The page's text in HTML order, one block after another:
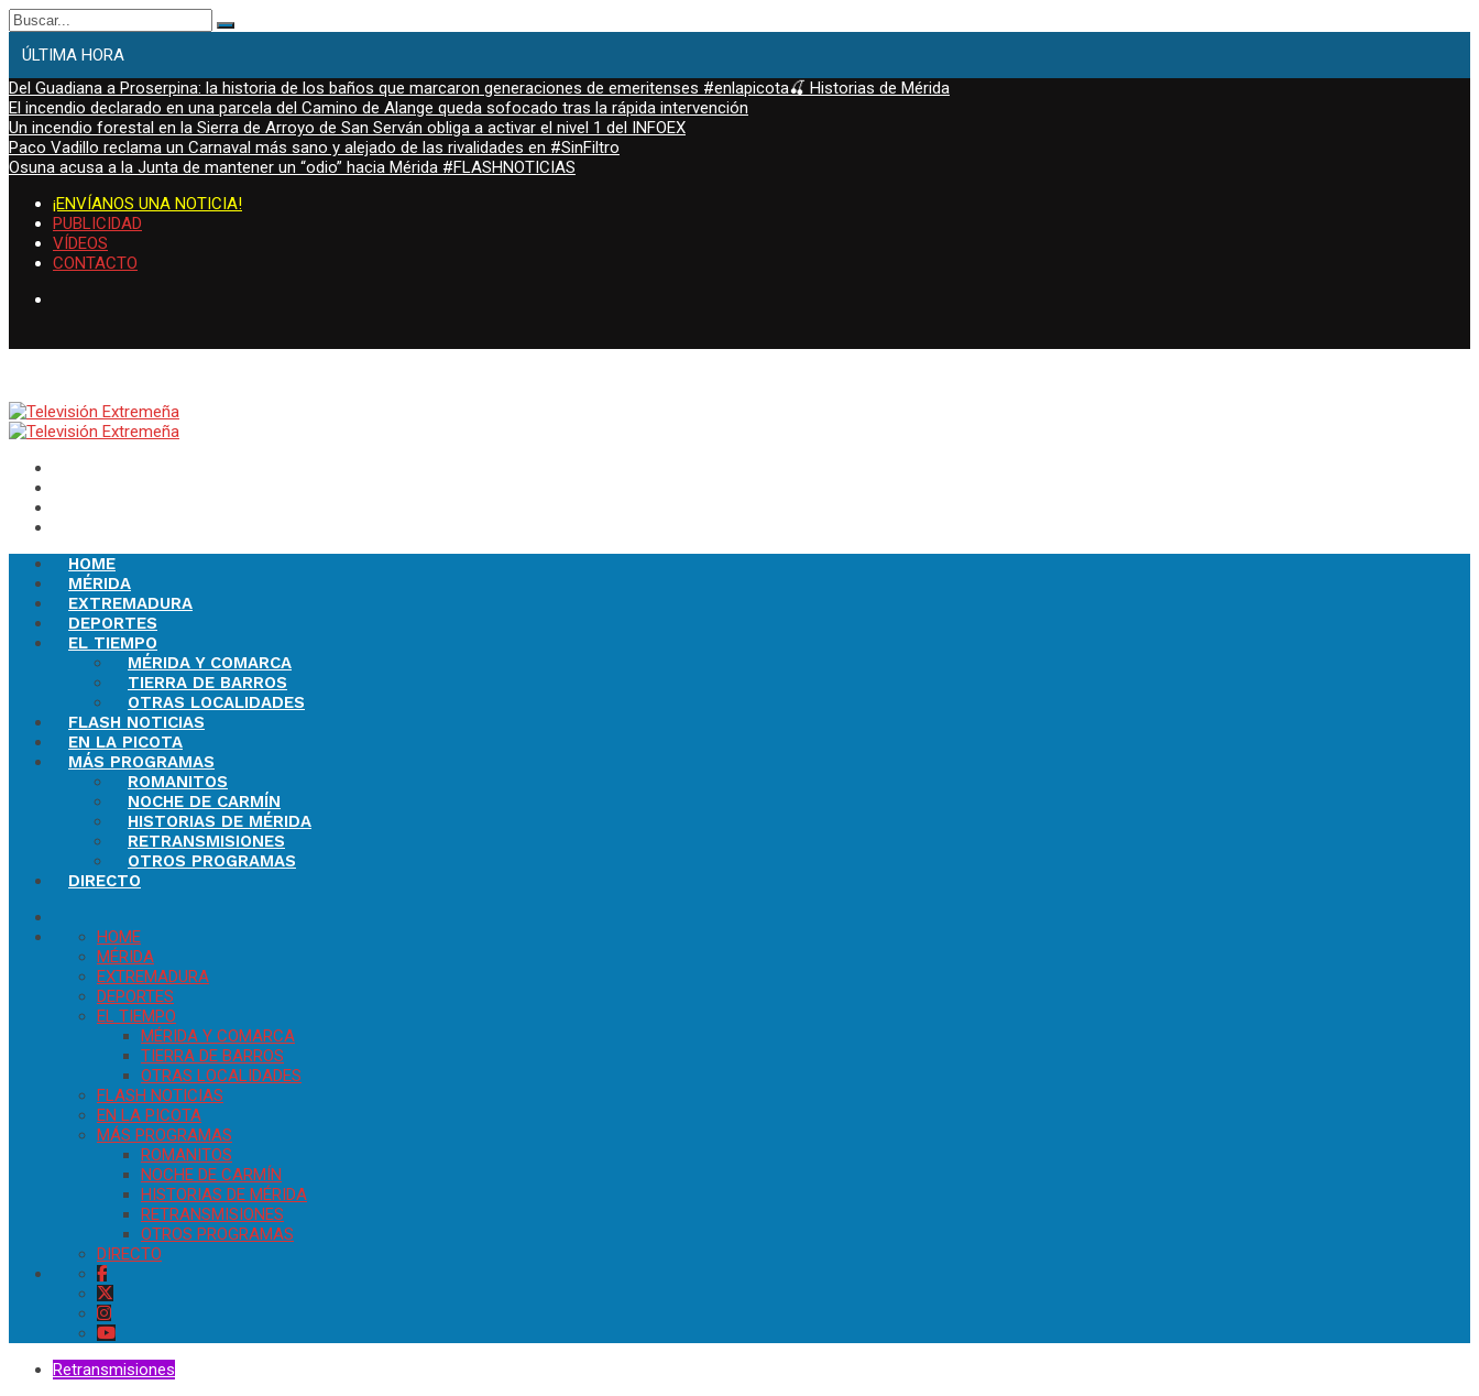
Buscar:
ÚLTIMA HORA
Del Guadiana a Proserpina: la historia de los baños que marcaron generaciones de emeritenses #enlapicota🍒 Historias de Mérida
El incendio declarado en una parcela del Camino de Alange queda sofocado tras la rápida intervención
Un incendio forestal en la Sierra de Arroyo de San Serván obliga a activar el nivel 1 del INFOEX
Paco Vadillo reclama un Carnaval más sano y alejado de las rivalidades en #SinFiltro
Osuna acusa a la Junta de mantener un “odio” hacia Mérida #FLASHNOTICIAS
¡ENVÍANOS UNA NOTICIA!
PUBLICIDAD
VÍDEOS
CONTACTO
HOME
MÉRIDA
EXTREMADURA
DEPORTES
EL TIEMPO
MÉRIDA Y COMARCA
TIERRA DE BARROS
OTRAS LOCALIDADES
FLASH NOTICIAS
EN LA PICOTA
MÁS PROGRAMAS
ROMANITOS
NOCHE DE CARMÍN
HISTORIAS DE MÉRIDA
RETRANSMISIONES
OTROS PROGRAMAS
DIRECTO
HOME
MÉRIDA
EXTREMADURA
DEPORTES
EL TIEMPO
MÉRIDA Y COMARCA
TIERRA DE BARROS
OTRAS LOCALIDADES
FLASH NOTICIAS
EN LA PICOTA
MÁS PROGRAMAS
ROMANITOS
NOCHE DE CARMÍN
HISTORIAS DE MÉRIDA
RETRANSMISIONES
OTROS PROGRAMAS
DIRECTO
Retransmisiones